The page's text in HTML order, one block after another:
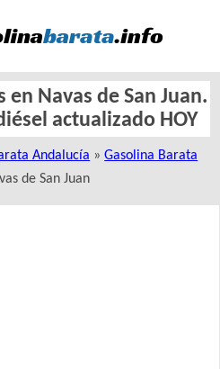
Navas de San Juan.
actualizado HOY
Andalucía »Gasolina Barata
de San Juan